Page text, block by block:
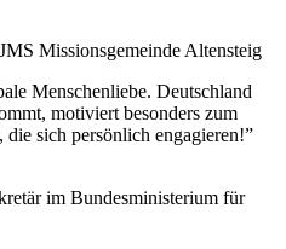
Missionsgemeinde Altensteig
Menschenliebe. Deutschland
motiviert besonders zum
sich persönlich engagieren!”
im Bundesministerium für